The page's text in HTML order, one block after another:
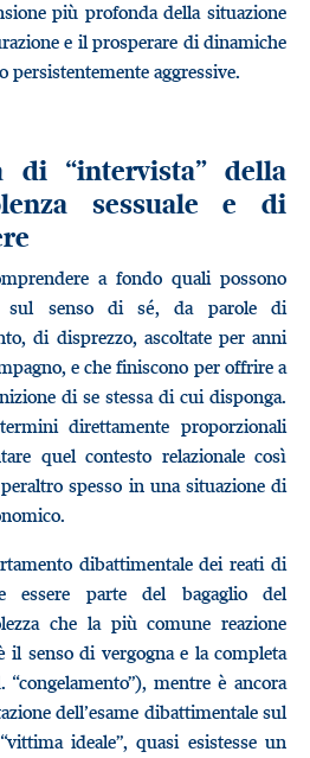
più profonda della situazione
e il prosperare di dinamiche
aggressive.
di “intervista” della
sessuale e di
a fondo quali possono
sul senso di sé, da parole di
di disprezzo, ascoltate per anni
e che finiscono per offrire a
di se stessa di cui disponga.
direttamente proporzionali
quel contesto relazionale così
spesso in una situazione di
dibattimentale dei reati di
essere parte del bagaglio del
che la più comune reazione
il senso di vergogna e la completa
mentre è ancora
dell’esame dibattimentale sul
ideale”, quasi esistesse un